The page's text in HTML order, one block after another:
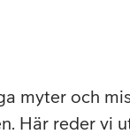
myter och
Här reder vi